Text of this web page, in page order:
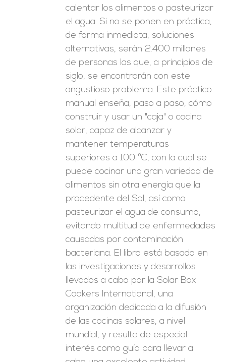
calentar los alimentos o pasteurizar
el agua. Si no se ponen en práctica,
de forma inmediata, soluciones
alternativas, serán 2.400 millones
de personas las que, a principios de
siglo, se encontrarán con este
angustioso problema. Este práctico
manual enseña, paso a paso, cómo
construir y usar un "caja" o cocina
solar, capaz de alcanzar y
mantener temperaturas
superiores a 100 ºC, con la cual se
puede cocinar una gran variedad de
alimentos sin otra energía que la
procedente del Sol, así como
pasteurizar el agua de consumo,
evitando multitud de enfermedades
causadas por contaminación
bacteriana. El libro está basado en
las investigaciones y desarrollos
llevados a cabo por la Solar Box
Cookers International, una
organización dedicada a la difusión
de las cocinas solares, a nivel
mundial, y resulta de especial
interés como guía para llevar a